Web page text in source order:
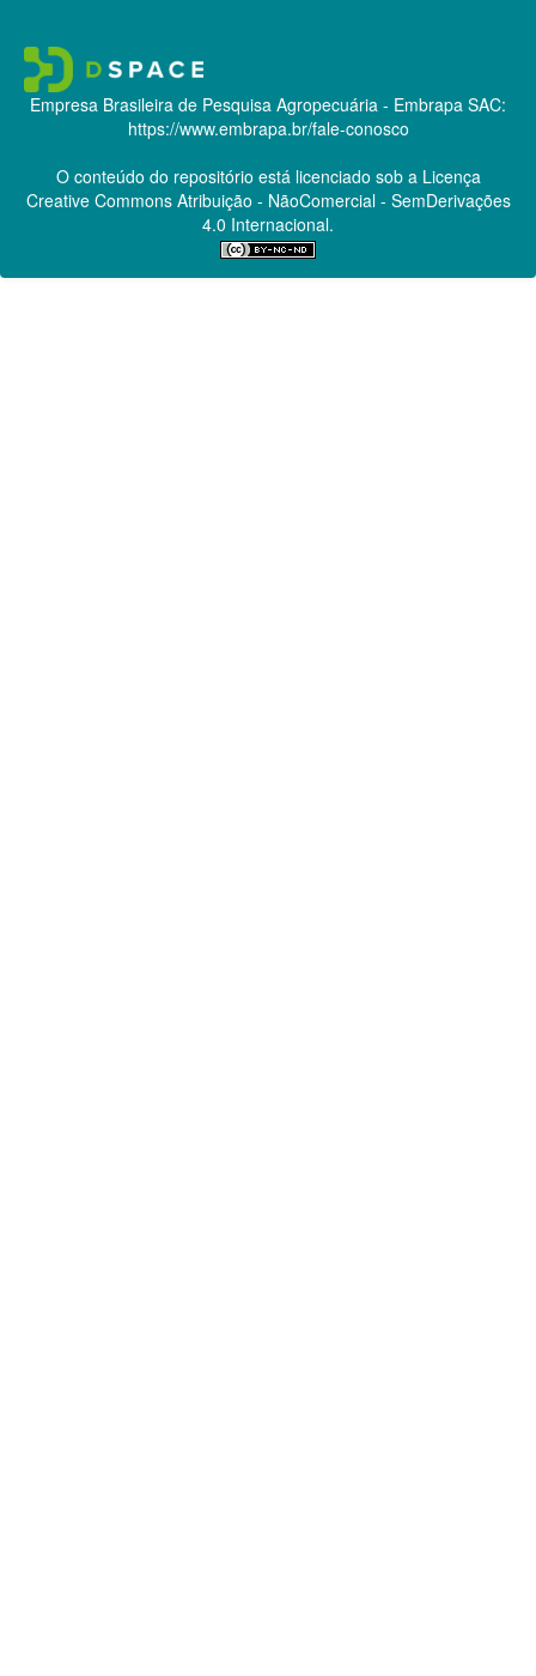
Empresa Brasileira de Pesquisa Agropecuária - Embrapa SAC:
https://www.embrapa.br/fale-conosco
O conteúdo do repositório está licenciado sob a Licença
Creative CommonsAtribuição - NãoComercial - SemDerivações
4.0 Internacional.